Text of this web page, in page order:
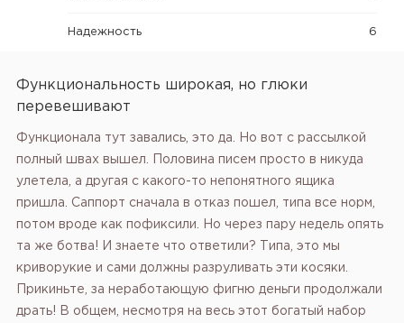
Надежность 6
Функциональность широкая, но глюки
перевешивают
Функционала тут завались, это да. Но вот с рассылкой
полный швах вышел. Половина писем просто в никуда
улетела, а другая с какого-то непонятного ящика
пришла. Саппорт сначала в отказ пошел, типа все норм,
потом вроде как пофиксили. Но через пару недель опять
та же ботва! И знаете что ответили? Типа, это мы
криворукие и сами должны разруливать эти косяки.
Прикиньте, за неработающую фигню деньги продолжали
драть! В общем, несмотря на весь этот богатый набор